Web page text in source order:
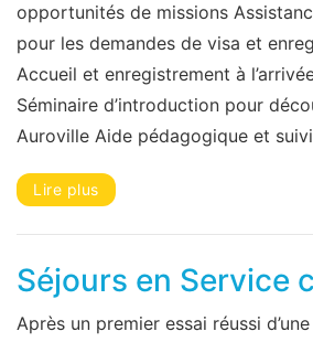
opportunités de missions
pour les demandes de visa et
Accueil et enregistrement à
Séminaire d’introduction pour
Auroville Aide pédagogique et
Lire plus
Séjours en Service
Après un premier essai réussi